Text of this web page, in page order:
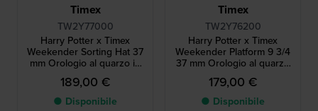
Timex
TW2Y77000
Harry Potter x Timex
Weekender Sorting Hat 37
mm Orologio al quarzo in
edizione speciale con
lancetta dei secondi a forma
di cappello parlante Spin
189,00 €
● Disponibile
Timex
TW2Y76200
Harry Potter x Timex
Weekender Platform 9 3/4
37 mm Orologio al quarzo
in edizione speciale con
quadrante a tema Harry
Potter
179,00 €
● Disponibile